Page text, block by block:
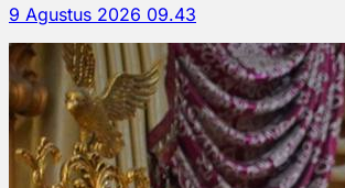
9 Agustus 2026 09.43